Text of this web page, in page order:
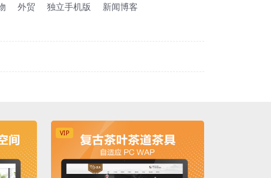
外贸 独立手机版
新闻博客
VIP